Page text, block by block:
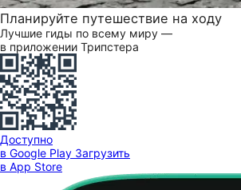
Планируйте путешествие на ходу
Лучшие гиды по всему миру —
в приложении Трипстера
Доступно
в Google Play Загрузить
в App Store